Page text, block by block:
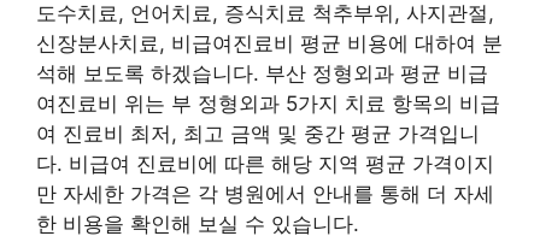
도수치료, 언어치료, 증식치료 척추부위, 사지관절,
신장분사치료, 비급여진료비 평균 비용에 대하여 분
석해 보도록 하겠습니다. 부산 정형외과 평균 비급
여진료비 위는 부 정형외과 5가지 치료 항목의 비급
여 진료비 최저, 최고 금액 및 중간 평균 가격입니
다. 비급여 진료비에 따른 해당 지역 평균 가격이지
만 자세한 가격은 각 병원에서 안내를 통해 더 자세
한 비용을 확인해 보실 수 있습니다.